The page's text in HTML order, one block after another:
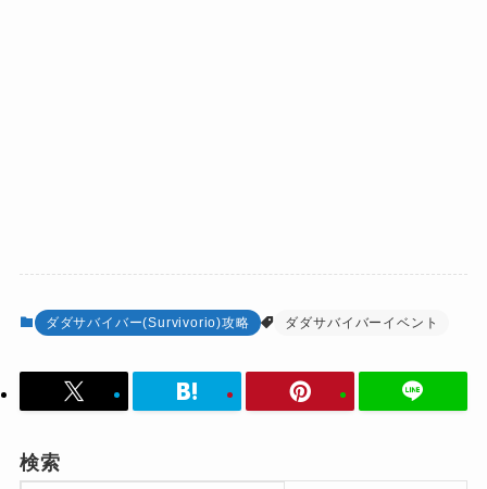
ダダサバイバー(Survivorio)攻略 ダダサバイバーイベント
検索